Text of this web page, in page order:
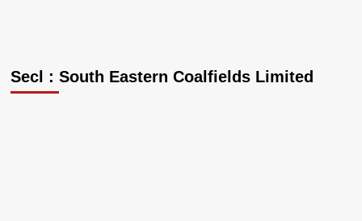
Secl : South Eastern Coalfields Limited